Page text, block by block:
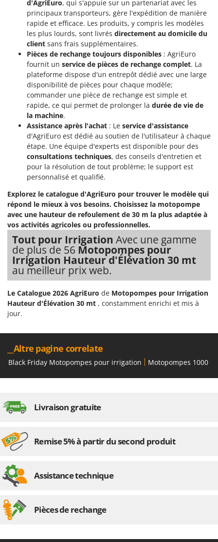
d'AgriEuro, qui s'appuie sur un partenariat avec les
principaux transporteurs, gère l'expédition de manière
rapide et efficace. Les produits, y compris les modèles
les plus lourds, sont livrés directement au domicile du
client sans frais supplémentaires.
Pièces de rechange toujours disponibles : AgriEuro
fournit un service de pièces de rechange complet. La
plateforme dispose d'un entrepôt dédié avec une large
disponibilité de pièces pour chaque modèle;
commander une pièce de rechange est simple et
rapide, ce qui permet de prolonger la durée de vie de
la machine.
Assistance après l'achat : Le service d'assistance
d'AgriEuro est dédié au soutien de l'utilisateur à chaque
étape. Une équipe d'experts est disponible pour des
consultations techniques, des conseils d'entretien et
pour la résolution de tout problème; le support est
personnalisé et qualifié.
Explorez le catalogue d'AgriEuro pour trouver le modèle qui
répond le mieux à vos besoins. Choisissez la motopompe
avec une hauteur de refoulement de 30 m la plus adaptée à
vos activités agricoles ou professionnelles.
Tout pour Irrigation Avec une gamme
de plus de 56 Motopompes pour
Irrigation Hauteur d'Élévation 30 mt
au meilleur prix web.
Le Catalogue 2026 AgriEuro de Motopompes pour Irrigation
Hauteur d'Élévation 30 mt , constamment enrichi et mis à
jour.
__Altre pagine correlate
Black Friday Motopompes pour irrigation Motopompes 1000
Livraison gratuite
Remise 5% à partir du second produit
Assistance technique
Pièces de rechange